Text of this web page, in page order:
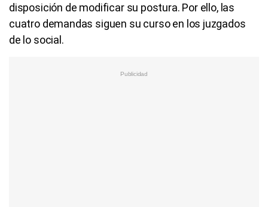
disposición de modificar su postura. Por ello, las
cuatro demandas siguen su curso en los juzgados
de lo social.